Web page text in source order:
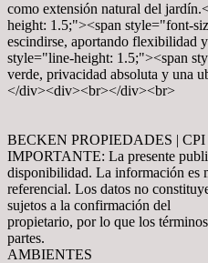
como extensión natural del
height: 1.5;"><span style="font-
escindirse, aportando flexibilidad
style="line-height: 1.5;"><span
verde, privacidad absoluta y una
</div><div><br></div><br>
BECKEN PROPIEDADES | CPI
IMPORTANTE: La presente
disponibilidad. La información es
referencial. Los datos no
sujetos a la confirmación del
propietario, por lo que los
partes.
AMBIENTES